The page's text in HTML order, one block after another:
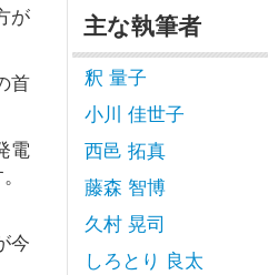
が
首
電
今
主な執筆者
釈 量子
小川 佳世子
西邑 拓真
藤森 智博
久村 晃司
しろとり 良太